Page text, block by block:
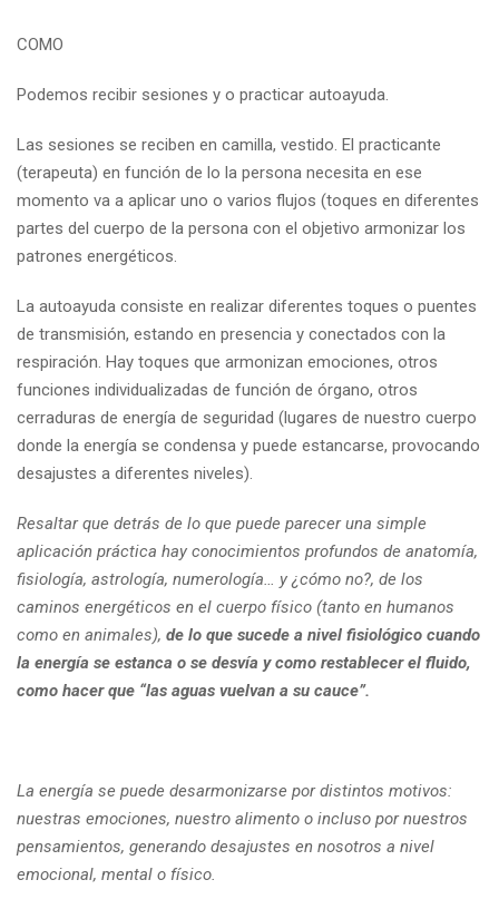
COMO
Podemos recibir sesiones y o practicar autoayuda.
Las sesiones se reciben en camilla, vestido. El practicante
(terapeuta) en función de lo la persona necesita en ese
momento va a aplicar uno o varios flujos (toques en diferentes
partes del cuerpo de la persona con el objetivo armonizar los
patrones energéticos.
La autoayuda consiste en realizar diferentes toques o puentes
de transmisión, estando en presencia y conectados con la
respiración. Hay toques que armonizan emociones, otros
funciones individualizadas de función de órgano, otros
cerraduras de energía de seguridad (lugares de nuestro cuerpo
donde la energía se condensa y puede estancarse, provocando
desajustes a diferentes niveles).
Resaltar que detrás de lo que puede parecer una simple
aplicación práctica hay conocimientos profundos de anatomía,
fisiología, astrología, numerología… y ¿cómo no?, de los
caminos energéticos en el cuerpo físico (tanto en humanos
como en animales), de lo que sucede a nivel fisiológico cuando
la energía se estanca o se desvía y como restablecer el fluido,
como hacer que “las aguas vuelvan a su cauce”.
La energía se puede desarmonizarse por distintos motivos:
nuestras emociones, nuestro alimento o incluso por nuestros
pensamientos, generando desajustes en nosotros a nivel
emocional, mental o físico.